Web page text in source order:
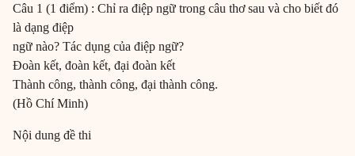
Câu 1 (1 điểm) : Chỉ ra điệp ngữ trong câu thơ sau và cho biết đó
là dạng điệp
ngữ nào? Tác dụng của điệp ngữ?
Đoàn kết, đoàn kết, đại đoàn kết
Thành công, thành công, đại thành công.
(Hồ Chí Minh)
Nội dung đề thi